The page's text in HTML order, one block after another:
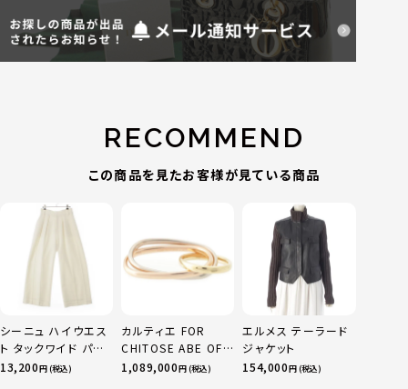
RECOMMEND
この商品を見たお客様が見ている商品
シーニュ ハイウエス
ト タックワイド パン
ツ ボトムス オフホワ
13,200円 (税込)
カルティエ FOR
CHITOSE ABE OF
sacai サカイ 750
1,089,000円 (税込)
エルメス テーラード
ジャケット
154,000円 (税込)